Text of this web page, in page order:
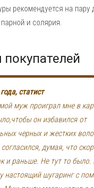
рекомендуется на пару
и солярия.
статист
муж проиграл мне в
он избавился от
черных и жестких
думая, что
и раньше. Не тут то было.
настоящий шугаринг с